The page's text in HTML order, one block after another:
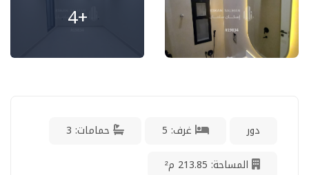
+4
دور غرف: 5
حمامات: 3
المساحة: 213.85 م²